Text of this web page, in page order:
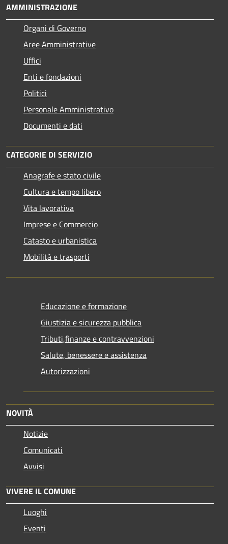
AMMINISTRAZIONE
Organi di Governo
Aree Amministrative
Uffici
Enti e fondazioni
Politici
Personale Amministrativo
Documenti e dati
CATEGORIE DI SERVIZIO
Anagrafe e stato civile
Cultura e tempo libero
Vita lavorativa
Imprese e Commercio
Catasto e urbanistica
Mobilità e trasporti
Educazione e formazione
Giustizia e sicurezza pubblica
Tributi,finanze e contravvenzioni
Salute, benessere e assistenza
Autorizzazioni
NOVITÀ
Notizie
Comunicati
Avvisi
VIVERE IL COMUNE
Luoghi
Eventi